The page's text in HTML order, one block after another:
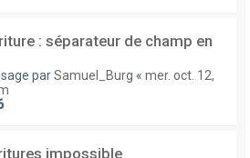
: séparateur de champ en
parSamuel_Burg « mer. oct. 12,
impossible